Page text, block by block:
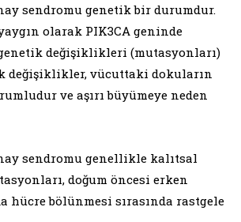
sendromu genetik bir durumdur.
olarak PIK3CA geninde
değişiklikleri (mutasyonları)
değişiklikler, vücuttaki dokuların
ve aşırı büyümeye neden
sendromu genellikle kalıtsal
doğum öncesi erken
hücre bölünmesi sırasında rastgele